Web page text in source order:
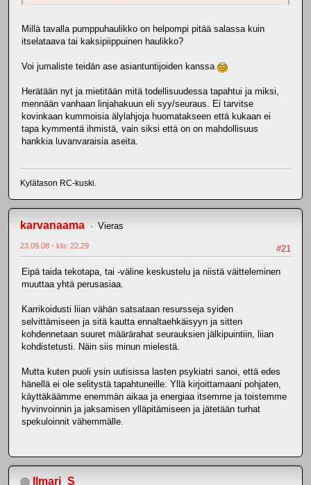
Millä tavalla pumppuhaulikko on helpompi pitää salassa kuin
itselataava tai kaksipiippuinen haulikko?
Voi jumaliste teidän ase asiantuntijoiden kanssa
Herätään nyt ja mietitään mitä todellisuudessa tapahtui ja miksi,
mennään vanhaan linjahakuun eli syy/seuraus. Ei tarvitse
kovinkaan kummoisia älylahjoja huomatakseen että kukaan ei
tapa kymmentä ihmistä, vain siksi että on on mahdollisuus
hankkia luvanvaraisia aseita.
Kylätason RC-kuski.
karvanaama Vieras
#21
23.09.08 - klo: 22.29
Eipä taida tekotapa, tai -väline keskustelu ja niistä väitteleminen
muuttaa yhtä perusasiaa.
Karrikoidusti liian vähän satsataan resursseja syiden
selvittämiseen ja sitä kautta ennaltaehkäisyyn ja sitten
kohdennetaan suuret määrärahat seurauksien jälkipuintiin, liian
kohdistetusti. Näin siis minun mielestä.
Mutta kuten puoli ysin uutisissa lasten psykiatri sanoi, että edes
hänellä ei ole selitystä tapahtuneille. Yllä kirjoittamaani pohjaten,
käyttäkäämme enemmän aikaa ja energiaa itsemme ja toistemme
hyvinvoinnin ja jaksamisen ylläpitämiseen ja jätetään turhat
spekuloinnit vähemmälle.
Ilmari_S